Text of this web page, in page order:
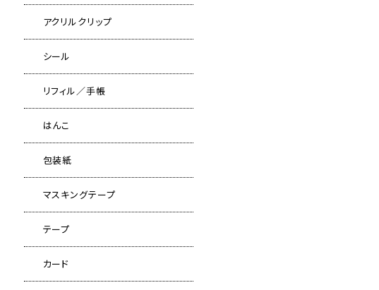
アクリルクリップ
シール
リフィル／手帳
はんこ
包装紙
マスキングテープ
テープ
カード